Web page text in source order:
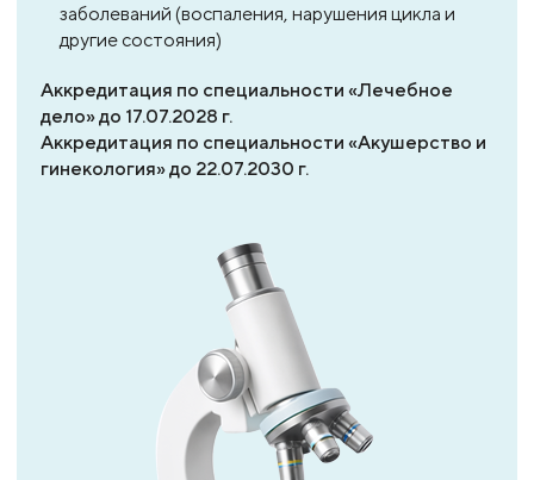
заболеваний (воспаления, нарушения цикла и
другие состояния)
Аккредитация по специальности «Лечебное
дело» до 17.07.2028 г.
Аккредитация по специальности «Акушерство и
гинекология» до 22.07.2030 г.